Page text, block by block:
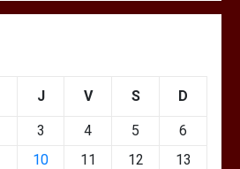
J V S D
3 4 5
6
10 11 12
13